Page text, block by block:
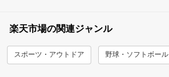
楽天市場の関連ジャンル
スポーツ・アウトドア 野球・ソフトボール